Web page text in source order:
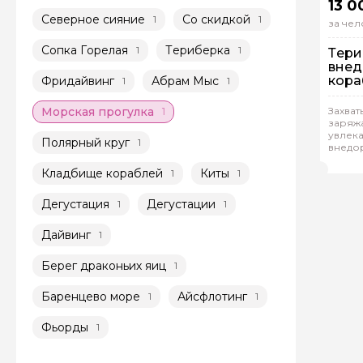
Северное сияние 1 Со скидкой 1
Сопка Горелая 1 Териберка 1
Фридайвинг 1 Абрам Мыс 1
Морская прогулка 1
Полярный круг 1
Кладбище кораблей 1 Киты 1
Дегустация 1 Дегустации 1
Дайвинг 1
Берег драконьих яиц 1
Баренцево море 1 Айсфлотинг 1
Фьорды 1
13
за